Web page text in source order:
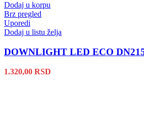
Dodaj u korpu
Brz pregled
Uporedi
Dodaj u listu želja
DOWNLIGHT LED ECO
1.320,00 RSD